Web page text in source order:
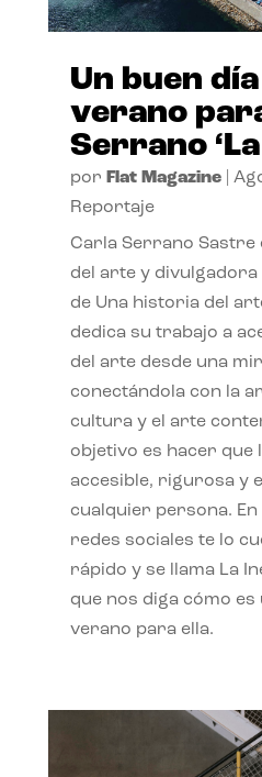
Un buen
verano
Serrano
por Flat Magazine|
Reportaje
Carla Serrano
del arte y
de Una historia del
dedica su trabajo a
del arte desde una
conectándola con la
cultura y el arte
objetivo es hacer que
accesible, rigurosa y
cualquier persona.
redes sociales te lo
rápido y se llama La
que nos diga cómo es
verano para ella.